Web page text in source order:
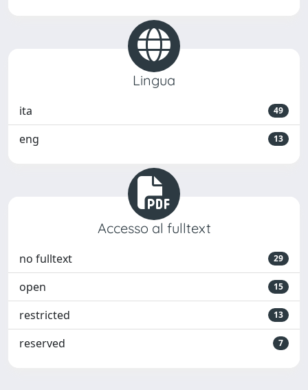
Lingua
ita 49
eng 13
Accesso al fulltext
no fulltext 29
open 15
restricted 13
reserved 7